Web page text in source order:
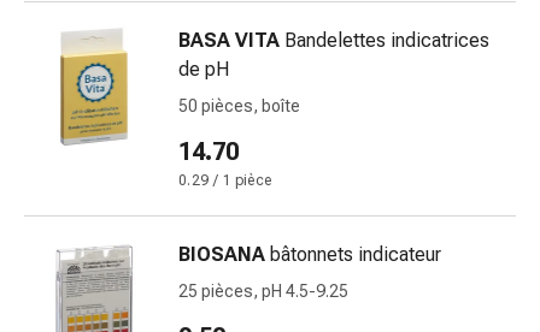
filets
Matériel
pansement
Brûlures
soleil
BASA VITA Bandelettes indicatrices
de pH
50 pièces, boîte
14.70
0.29 / 1 pièce
BIOSANA bâtonnets indicateur
25 pièces, pH 4.5-9.25